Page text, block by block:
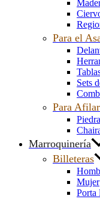
Para el
Sets
Para Afilar
Marroquinería
Billeteras
Mujer
Porta